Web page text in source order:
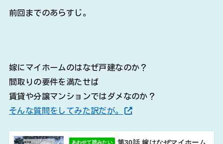
前回までのあらすじ。
嫁にマイホームのはなぜ戸建なのか？
間取りの要件を満たせば
賃貸や分譲マンションではダメなのか？
そんな質問をしてみた訳だが。
あわせて読みたい